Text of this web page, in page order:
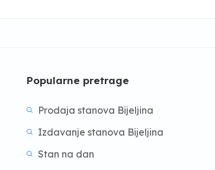
Popularne pretrage
Prodaja stanova Bijeljina
Izdavanje stanova Bijeljina
Stan na dan